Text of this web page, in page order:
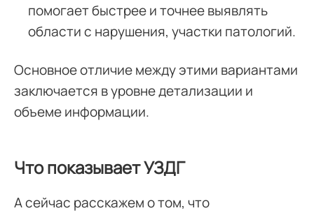
помогает быстрее и точнее выявлять
области с нарушения, участки патологий.
Основное отличие между этими вариантами
заключается в уровне детализации и
объеме информации.
Что показывает УЗДГ
А сейчас расскажем о том, что